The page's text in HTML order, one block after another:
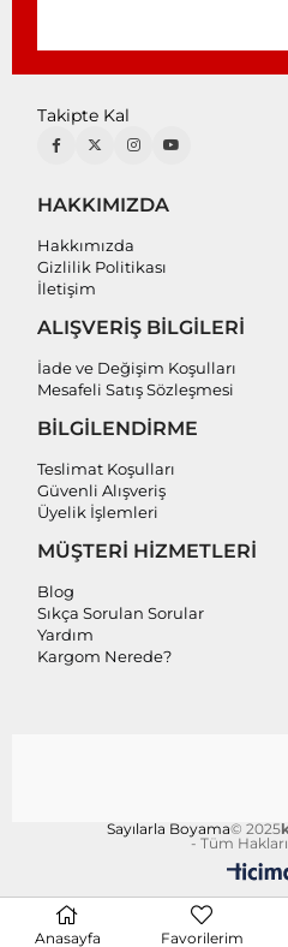
Takipte Kal
HAKKIMIZDA
Hakkımızda
Gizlilik Politikası
İletişim
ALIŞVERİŞ BİLGİLERİ
İade ve Değişim Koşulları
Mesafeli Satış Sözleşmesi
BİLGİLENDİRME
Teslimat Koşulları
Güvenli Alışveriş
Üyelik İşlemleri
MÜŞTERİ HİZMETLERİ
Blog
Sıkça Sorulan Sorular
Yardım
Kargom Nerede?
Sayılarla Boyama© 2025
- Tüm Hakları
Anasayfa Favorilerim